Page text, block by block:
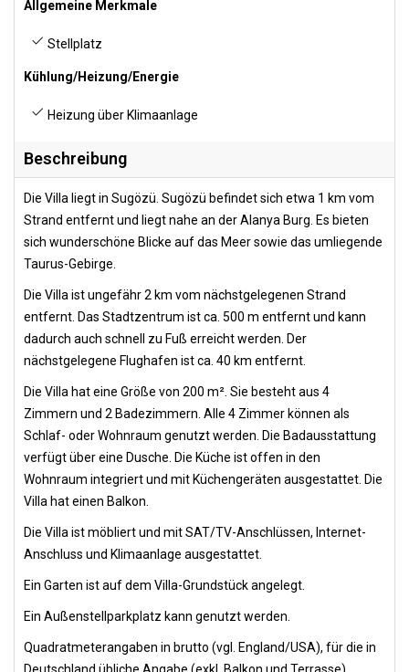
Allgemeine Merkmale
Stellplatz
Kühlung/Heizung/Energie
Heizung über Klimaanlage
Beschreibung
Die Villa liegt in Sugözü. Sugözü befindet sich etwa 1 km vom
Strand entfernt und liegt nahe an der Alanya Burg. Es bieten
sich wunderschöne Blicke auf das Meer sowie das umliegende
Taurus-Gebirge.
Die Villa ist ungefähr 2 km vom nächstgelegenen Strand
entfernt. Das Stadtzentrum ist ca. 500 m entfernt und kann
dadurch auch schnell zu Fuß erreicht werden. Der
nächstgelegene Flughafen ist ca. 40 km entfernt.
Die Villa hat eine Größe von 200 m². Sie besteht aus 4
Zimmern und 2 Badezimmern. Alle 4 Zimmer können als
Schlaf- oder Wohnraum genutzt werden. Die Badausstattung
verfügt über eine Dusche. Die Küche ist offen in den
Wohnraum integriert und mit Küchengeräten ausgestattet. Die
Villa hat einen Balkon.
Die Villa ist möbliert und mit SAT/TV-Anschlüssen, Internet-
Anschluss und Klimaanlage ausgestattet.
Ein Garten ist auf dem Villa-Grundstück angelegt.
Ein Außenstellparkplatz kann genutzt werden.
Quadratmeterangaben in brutto (vgl. England/USA), für die in